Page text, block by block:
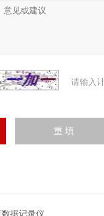
请输入
据记录仪